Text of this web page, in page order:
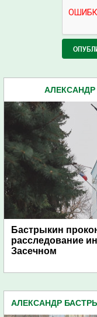
АЛЕКСАНДР
Бастрыкин
расследование
Засечном
АЛЕКСАНДР